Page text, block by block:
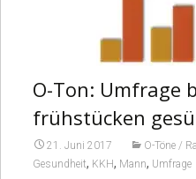
O-Ton: Umfrage
frühstücken
21. Juni 2017 O-Töne /
Gesundheit, KKH, Mann, Umfrage